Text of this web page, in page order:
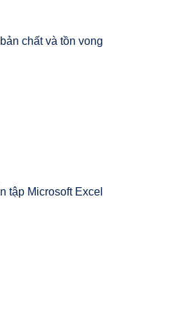
chất và tồn vong
tập Microsoft Excel